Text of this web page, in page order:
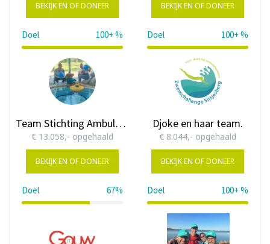
BEKIJK EN OF DONEER
Doel 100+ %
103%
BEKIJK EN OF DONEER
Doel 100+ %
136%
Team Stichting Ambulance Wens
€ 13.058,- opgehaald
BEKIJK EN OF DONEER
Doel 67%
67%
Djoke en haar team.
€ 8.044,- opgehaald
BEKIJK EN OF DONEER
Doel 100+ %
123%